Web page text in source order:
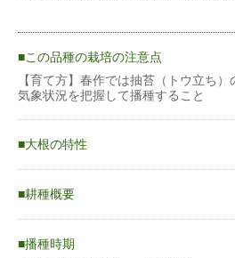
この品種の栽培の注意点
【育て方】春作では抽苔（トウ立ち
気象状況を把握して播種すること
大根の特性
温17〜20℃
〇気温が低くトウ立ちの危険が高い
温時には特に品種の選定に気を配るこ
耕種概要
播種時期